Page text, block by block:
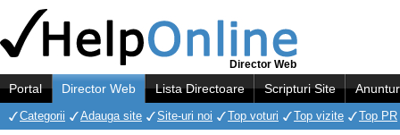
Director Web
Portal Director Web Lista Directoare Scripturi Site
Categorii Adauga site Site-uri noi Top voturi Top vizite Top PR